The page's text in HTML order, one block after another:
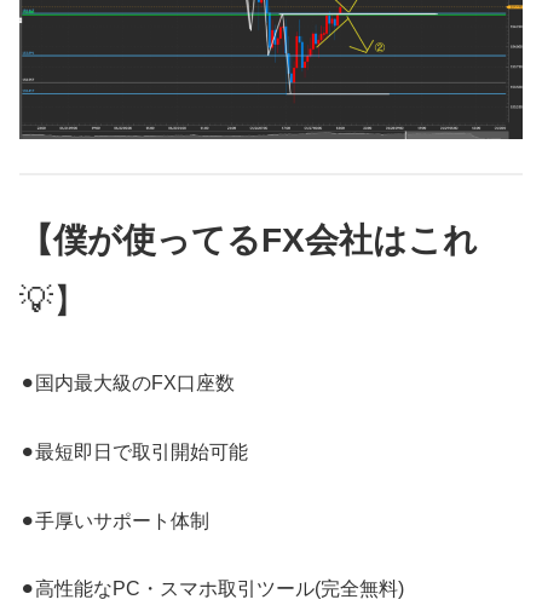
【僕が使ってるFX会社はこれ
💡】
⚫︎国内最大級のFX口座数
⚫︎最短即日で取引開始可能
⚫︎手厚いサポート体制
⚫︎高性能なPC・スマホ取引ツール(完全無料)